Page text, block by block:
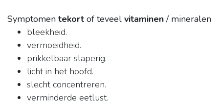
Symptomen tekort of teveel vitaminen/ mineralen
bleekheid.
vermoeidheid.
prikkelbaar slaperig.
licht in het hoofd.
slecht concentreren.
verminderde eetlust.